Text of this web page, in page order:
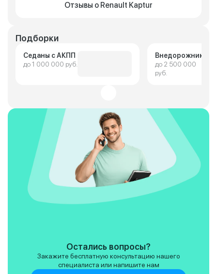
Отзывы о Renault Kaptur
Подборки
Седаны с АКПП
до 1 000 000 руб.
Внедорожники
до 2 500 000
руб.
Остались вопросы?
Закажите бесплатную консультацию нашего
специалиста или напишите нам